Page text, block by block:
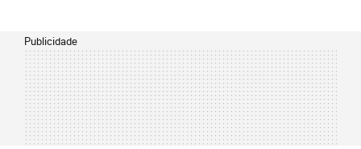
Publicidade